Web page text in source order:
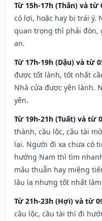
Từ 15h-17h (Thân) và từ
có lợi, hoặc hay bị trái ý.
quan trọng thì phải đòn,
an.
Từ 17h-19h (Dậu) và từ
được tốt lành, tốt nhất
Nhà cửa được yên lành.
yên.
Từ 19h-21h (Tuất) và từ
thành, cầu lộc, cầu tài
lại. Người đi xa chưa có
hướng Nam thì tìm
mâu thuẫn hay miệng
lâu la nhưng tốt nhất
Từ 21h-23h (Hợi) và từ
cầu lộc, cầu tài thì đi